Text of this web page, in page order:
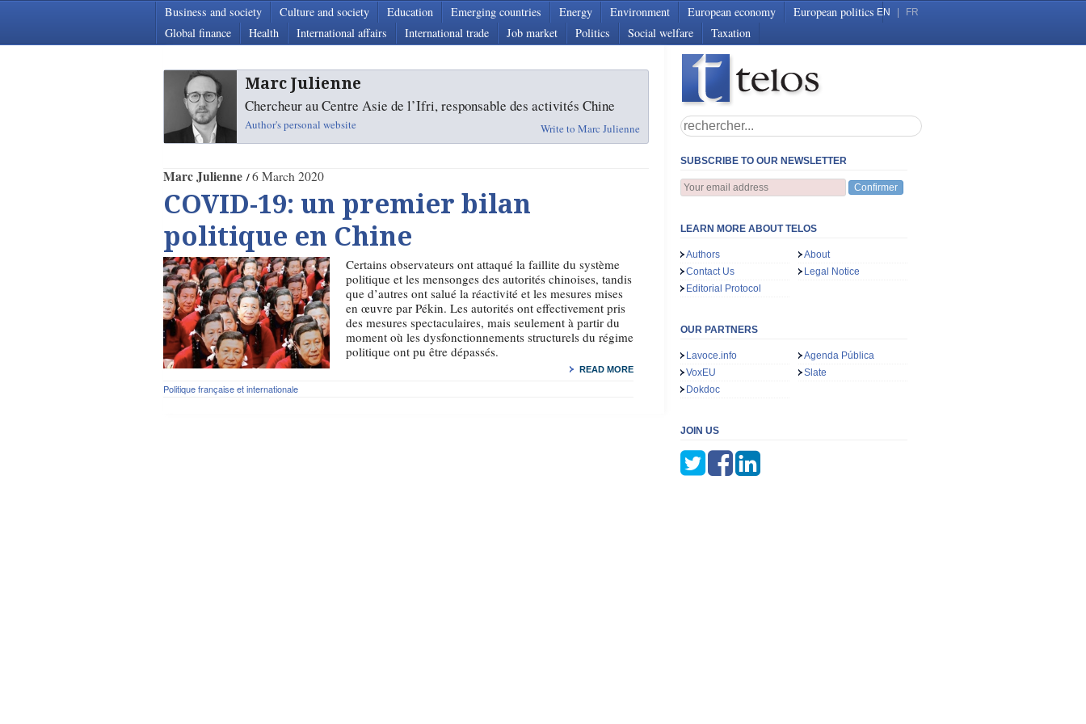
Business and society Culture and society Education Emerging countries Energy Environment European economy
European politics
Global finance
Health International affairs International trade Job market Politics Social welfare Taxation
EN FR
Marc Julienne
Chercheur au Centre Asie de l’Ifri, responsable des activités Chine
Author's personal website Write to Marc Julienne
Marc Julienne 6 March 2020
COVID-19: un premier bilan
politique en Chine
Certains observateurs ont attaqué la faillite du système
politique et les mensonges des autorités chinoises, tandis
que d’autres ont salué la réactivité et les mesures mises
en œuvre par Pékin. Les autorités ont effectivement pris
des mesures spectaculaires, mais seulement à partir du
moment où les dysfonctionnements structurels du régime
politique ont pu être dépassés.
READ MORE
Politique française et internationale
SUBSCRIBE TO OUR NEWSLETTER
Confirmer
LEARN MORE ABOUT TELOS
Authors
About
Contact Us
Legal Notice
Editorial Protocol
OUR PARTNERS
Lavoce.info
Agenda Pública
VoxEU
Slate
Dokdoc
JOIN US